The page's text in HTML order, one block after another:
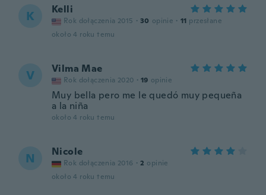
K Kelli
Rok dołączenia 2015 · 30 opinie · 11 przesłane
około 4 roku temu
V Vilma Mae
Rok dołączenia 2020 · 19 opinie
Muy bella pero me le quedó muy pequeña
a la niña
około 4 roku temu
N Nicole
Rok dołączenia 2016 · 2 opinie
około 4 roku temu